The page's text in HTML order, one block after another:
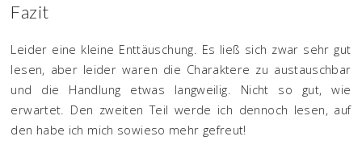
Fazit
Leider eine kleine Enttäuschung. Es ließ sich zwar sehr gut
lesen, aber leider waren die Charaktere zu austauschbar
und die Handlung etwas langweilig. Nicht so gut, wie
erwartet. Den zweiten Teil werde ich dennoch lesen, auf
den habe ich mich sowieso mehr gefreut!